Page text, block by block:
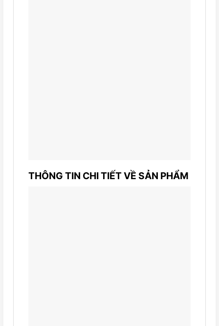
THÔNG TIN CHI TIẾT VỀ SẢN PHẨM